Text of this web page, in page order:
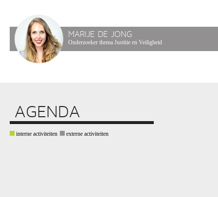
MARIJE DE JONG
Onderzoeker thema Justitie en Veiligheid
AGENDA
interne activiteiten externe activiteiten